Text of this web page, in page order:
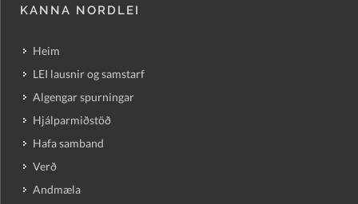
KANNA NORDLEI
Heim
LEI lausnir og samstarf
Algengar spurningar
Hjálparmiðstöð
Hafa samband
Verð
Andmæla